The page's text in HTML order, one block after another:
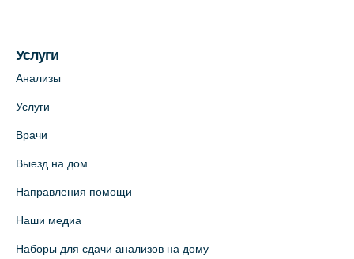
Медицинский центр на пр. Просвещения,
12к2 (официальный партнер)
Медицинский центр "Доктор Семейный"
(официальный партнер),
+7 (812) 664-55-80
На карте
Услуги
Анализы
Услуги
Врачи
Выезд на дом
Направления помощи
Наши медиа
Наборы для сдачи анализов на дому